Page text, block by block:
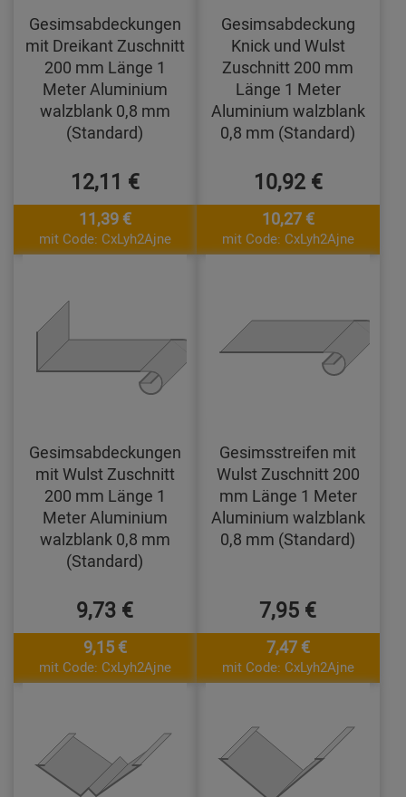
Gesimsabdeckungen
mit Dreikant Zuschnitt
200 mm Länge 1
Meter Aluminium
walzblank 0,8 mm
(Standard)
12,11 €
11,39 €
mit Code: CxLyh2Ajne
Gesimsabdeckung
Knick und Wulst
Zuschnitt 200 mm
Länge 1 Meter
Aluminium walzblank
0,8 mm (Standard)
10,92 €
10,27 €
mit Code: CxLyh2Ajne
Gesimsabdeckungen
mit Wulst Zuschnitt
200 mm Länge 1
Meter Aluminium
walzblank 0,8 mm
(Standard)
9,73 €
9,15 €
mit Code: CxLyh2Ajne
Gesimsstreifen mit
Wulst Zuschnitt 200
mm Länge 1 Meter
Aluminium walzblank
0,8 mm (Standard)
7,95 €
7,47 €
mit Code: CxLyh2Ajne